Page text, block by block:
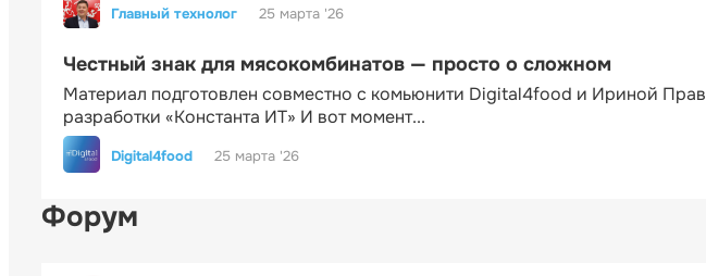
Главный технолог 25 марта '26
Честный знак для мясокомбинатов — просто о сложном
Материал подготовлен совместно с комьюнити Digital4food и Ириной
разработки «Константа ИТ» И вот момент...
Digital4food 25 марта '26
Форум